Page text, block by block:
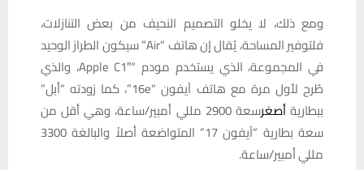
ومع ذلك، لا يخلو التصميم النحيف من بعض التنازلات،
فلتوفير المساحة، يُقال إن هاتف “Air” سيكون الطراز الوحيد
في المجموعة، الذي يستخدم مودم “Apple C1″، والذي
طُرح لأول مرة مع هاتف آيفون “16e”، كما زودته “أبل”
ببطاريةأصغر
سعة 2900 مللي أمبير/ساعة، وهي أقل من
سعة بطارية “آيفون 17” المتواضعة أصلاً والبالغة 3300
مللي أمبير/ساعة.